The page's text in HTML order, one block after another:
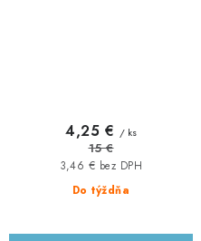
Do týždňa
3,46 € bez DPH
4,25 € / ks
15 €